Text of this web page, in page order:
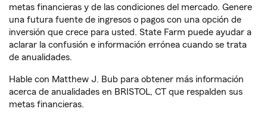
metas financieras y de las condiciones del mercado. Genere
una futura fuente de ingresos o pagos con una opción de
inversión que crece para usted. State Farm puede ayudar a
aclarar la confusión e información errónea cuando se trata
de anualidades.
Hable con Matthew J. Bub para obtener más información
acerca de anualidades en BRISTOL, CT que respalden sus
metas financieras.